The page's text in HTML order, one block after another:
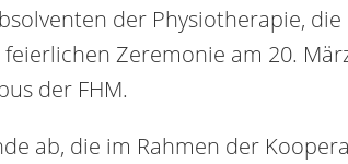
der Physiotherapie,
Zeremonie am 20.
der FHM.
ab, die im Rahmen der